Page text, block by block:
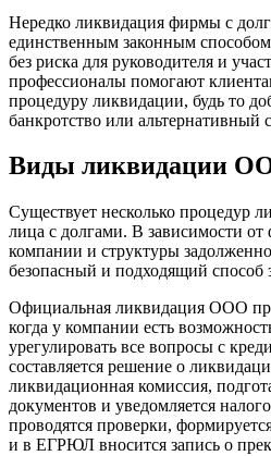
Нередко ликвидация фирмы с
единственным законным способом
без риска для руководителя и
профессионалы помогают
процедуру ликвидации, будь то
банкротство или альтернативный
Виды ликвидации
Существует несколько процедур
лица с долгами. В зависимости от
компании и структуры
безопасный и подходящий
Официальная ликвидация ООО
когда у компании есть
урегулировать все вопросы с
составляется решение о
ликвидационная комиссия,
документов и уведомляется
проводятся проверки,
и в ЕГРЮЛ вносится запись о